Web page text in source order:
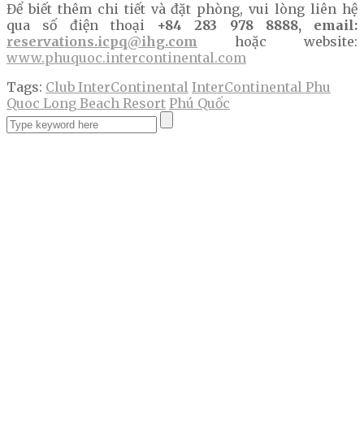
Để biết thêm chi tiết và đặt phòng, vui lòng liên hệ
qua số điện thoại +84 283 978 8888, email:
reservations.icpq@ihg.com hoặc website:
www.phuquoc.intercontinental.com
Tags: Club InterContinental InterContinental Phu
Quoc Long Beach Resort Phú Quốc